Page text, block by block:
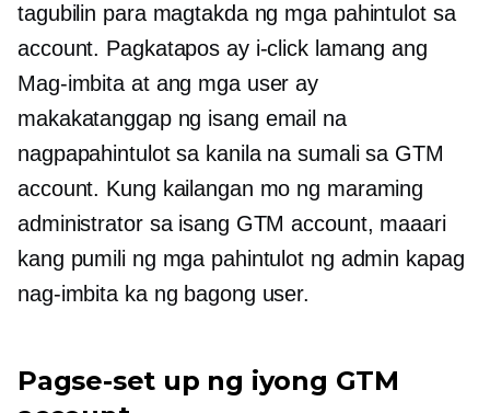
tagubilin para magtakda ng mga pahintulot sa
account. Pagkatapos ay i-click lamang ang
Mag-imbita at ang mga user ay
makakatanggap ng isang email na
nagpapahintulot sa kanila na sumali sa GTM
account. Kung kailangan mo ng maraming
administrator sa isang GTM account, maaari
kang pumili ng mga pahintulot ng admin kapag
nag-imbita ka ng bagong user.
Pagse-set up ng iyong GTM